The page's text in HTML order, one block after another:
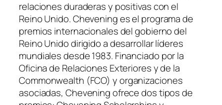
relaciones duraderas y positivas con el
Reino Unido. Chevening es el programa de
premios internacionales del gobierno del
Reino Unido dirigido a desarrollar líderes
mundiales desde 1983. Financiado por la
Oficina de Relaciones Exteriores y de la
Commonwealth (FCO) y organizaciones
asociadas, Chevening ofrece dos tipos de